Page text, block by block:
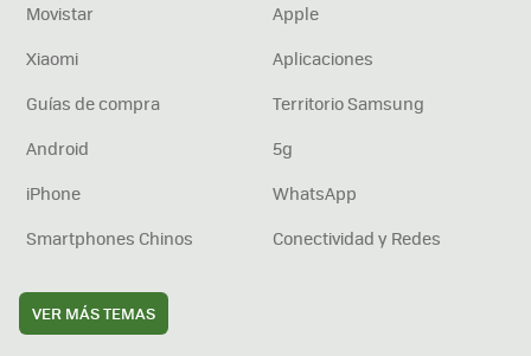
Movistar
Apple
Xiaomi
Aplicaciones
Guías de compra
Territorio Samsung
Android
5g
iPhone
WhatsApp
Smartphones Chinos
Conectividad y Redes
VER MÁS TEMAS